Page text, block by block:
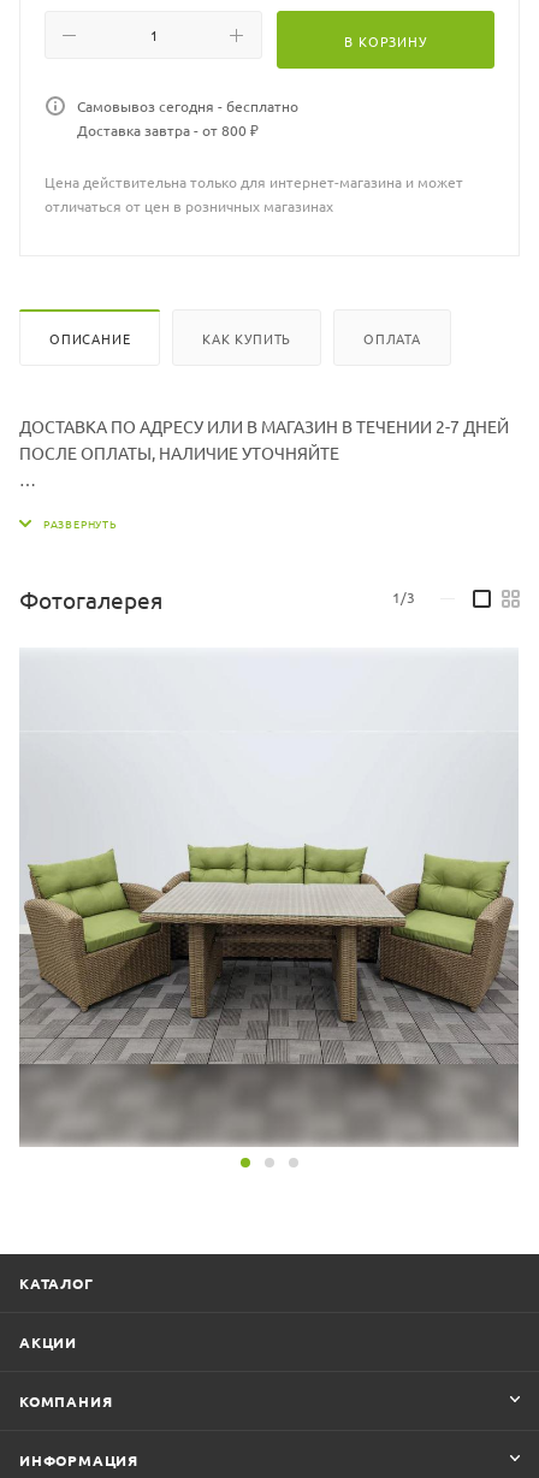
Диван Ширина х Глубина х Высота посадки с учетом толщины
В КОРЗИНУ
Самовывоз сегодня - бесплатно
Доставка завтра - от 800 ₽
Цена действительна только для интернет-магазина и может
отличаться от цен в розничных магазинах
ОПИСАНИЕ КАК КУПИТЬ ОПЛАТА
ДОСТАВКА ПО АДРЕСУ ИЛИ В МАГАЗИН В ТЕЧЕНИИ 2-7 ДНЕЙ
ПОСЛЕ ОПЛАТЫ, НАЛИЧИЕ УТОЧНЯЙТЕ
Стол ДхШхВ (см): 150х80х71
Материал: Каркас - алюминий, искусственный ротанг
подушки(см): 165х55х44
Фотогалерея 1/3
КАТАЛОГ
АКЦИИ
КОМПАНИЯ
ИНФОРМАЦИЯ